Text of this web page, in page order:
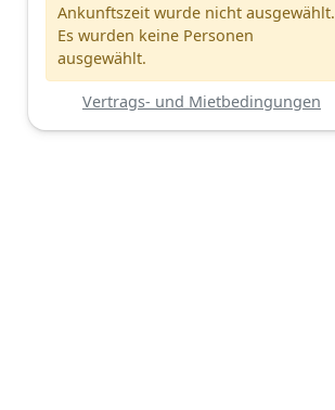
Ankunftszeit wurde nicht ausgewählt.
Es wurden keine Personen
ausgewählt.
Vertrags- und Mietbedingungen